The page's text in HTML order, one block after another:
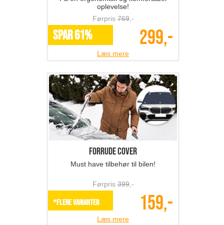
oplevelse!
Førpris769,-
SPAR 61% 299,-
Læs mere
Forrude cover
Must have tilbehør til bilen!
Førpris399,-
*Flere varianter 159,-
Læs mere